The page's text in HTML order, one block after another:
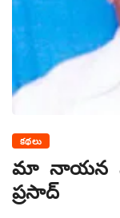
కథలు
మా నాయన
ప్రసాద్